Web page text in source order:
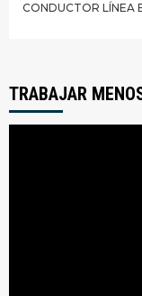
CONDUCTOR LÍNEA
TRABAJAR